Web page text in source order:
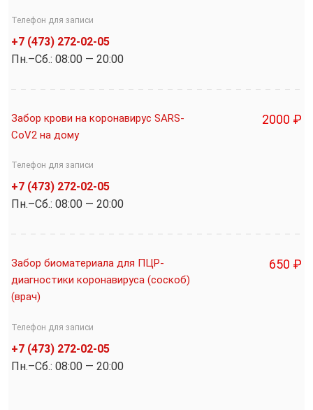
Телефон для записи
+7 (473) 272-02-05
Пн.–Cб.: 08:00 — 20:00
Забор крови на коронавирус SARS-
CoV2 на дому
2000 ₽
Телефон для записи
+7 (473) 272-02-05
Пн.–Cб.: 08:00 — 20:00
Забор биоматериала для ПЦР-
диагностики коронавируса (соскоб)
(врач)
650 ₽
Телефон для записи
+7 (473) 272-02-05
Пн.–Cб.: 08:00 — 20:00